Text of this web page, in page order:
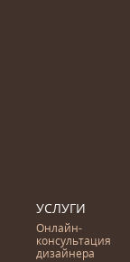
УСЛУГИ
Онлайн-
консультация
дизайнера